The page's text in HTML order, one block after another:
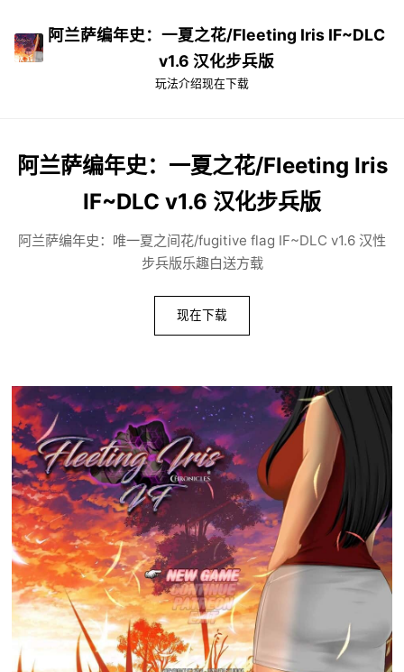
阿兰萨编年史：一夏之花/Fleeting Iris IF~DLC
v1.6 汉化步兵版
玩法介绍现在下载
阿兰萨编年史：一夏之花/Fleeting Iris
IF~DLC v1.6 汉化步兵版
阿兰萨编年史：唯一夏之间花/fugitive flag IF~DLC v1.6 汉性
步兵版乐趣白送方载
现在下载